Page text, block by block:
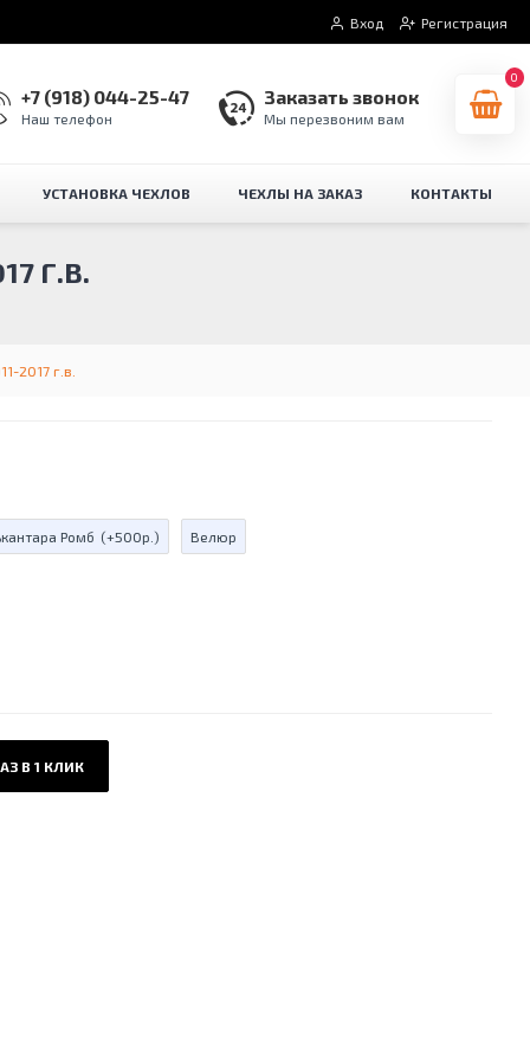
Вход Регистрация
+7 (918) 044-25-47
Наш телефон
Заказать звонок
Мы перезвоним вам
0
УСТАНОВКА ЧЕХЛОВ ЧЕХЛЫ НА ЗАКАЗ КОНТАКТЫ
2017 г.в.
Г.В.
Ромб (+500р.) Велюр
В 1 КЛИК